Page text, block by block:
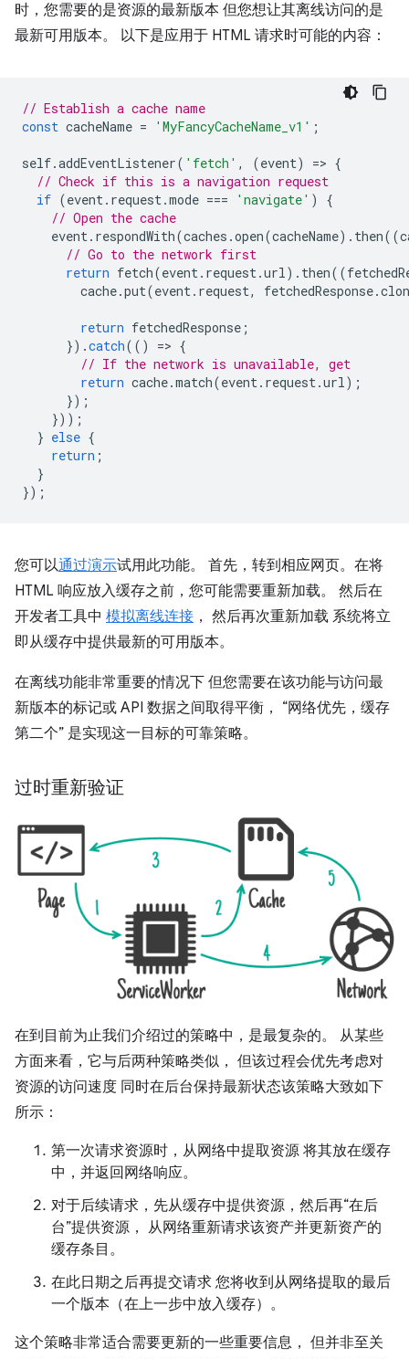
时，您需要的是资源的最新版本 但您想让其离线访问的是
最新可用版本。 以下是应用于 HTML 请求时可能的内容：
// Establish a cache name
const cacheName = 'MyFancyCacheName_v1' ;
self.addEventListener( 'fetch' , (event) => {
// Check if this is a navigation request
if (event. request.mode === 'navigate' )
{
// Open the cache
event. respondWith(caches .open(cacheName). then((
// Go to the network first
return fetch(event. request.url). then((
cache.put(event. request, fetchedResponse.
return fetchedResponse ;
}).catch(() => {
// If the network is unavailable, get
return cache.match(event. request.url);
});
}));
} else {
return ;
}
});
您可以通过演示试用此功能。 首先，转到相应网页。在将
HTML 响应放入缓存之前，您可能需要重新加载。 然后在
开发者工具中 模拟离线连接 ， 然后再次重新加载 系统将立
即从缓存中提供最新的可用版本。
在离线功能非常重要的情况下 但您需要在该功能与访问最
新版本的标记或 API 数据之间取得平衡， “网络优先，缓存
第二个” 是实现这一目标的可靠策略。
过时重新验证
在到目前为止我们介绍过的策略中，是最复杂的。 从某些
方面来看，它与后两种策略类似， 但该过程会优先考虑对
资源的访问速度 同时在后台保持最新状态该策略大致如下
所示：
第一次请求资源时，从网络中提取资源 将其放在缓存
中，并返回网络响应。
对于后续请求，先从缓存中提供资源，然后再“在后
台”提供资源， 从网络重新请求该资产并更新资产的
缓存条目。
在此日期之后再提交请求 您将收到从网络提取的最后
一个版本（在上一步中放入缓存）。
这个策略非常适合需要更新的一些重要信息， 但并非至关